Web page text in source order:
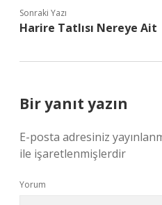
Sonraki Yazı
Harire Tatlısı Nereye Ait
Bir yanıt yazın
E-posta adresiniz
ile işaretlenmişlerdir
Yorum